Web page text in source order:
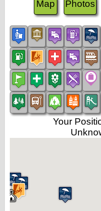
Map Photos
Your